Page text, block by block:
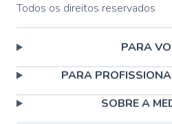
Todos os direitos reservados
PARA
PARA
SOBRE A